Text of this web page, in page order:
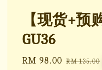
【现货+预
GU36
Sale
RM 98.00 Regular
RM 135.00